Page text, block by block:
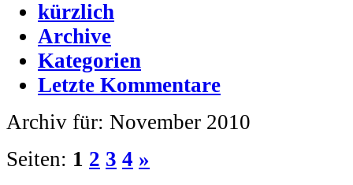
kürzlich
Archive
Kategorien
Letzte Kommentare
Archiv für: November 2010
Seiten: 1 2 3 4 »